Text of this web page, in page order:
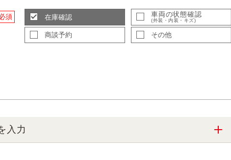
須 在庫確認 車両の状態確認
(外装・内装・キズ)
商談予約 その他
入力